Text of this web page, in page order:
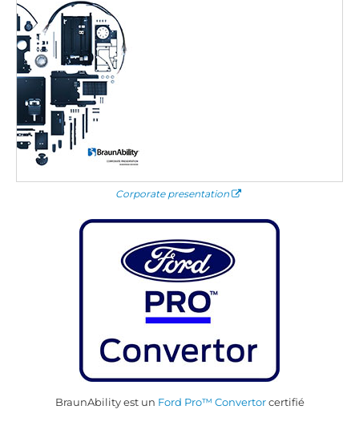
Corporate presentation
BraunAbility est un Ford Pro™ Convertorcertifié